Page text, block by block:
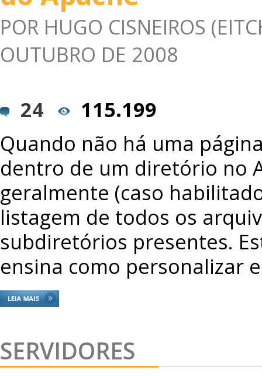
POR HUGO CISNEIROS
OUTUBRO DE 2008
24
115.199
Quando não há uma
dentro de um diretório no
geralmente (caso
listagem de todos os
subdiretórios presentes.
ensina como personalizar
SERVIDORES